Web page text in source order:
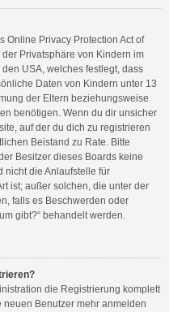
Online Privacy Protection Act of
Privatsphäre von Kindern im
USA, welches festlegt, dass
Daten von Kindern unter 13
der Eltern beziehungsweise
benötigen. Wenn du dir unsicher
auf der du dich zu registrieren
Beistand zu Rate. Bitte
Besitzer dieses Boards keine
nicht die Anlaufstelle für
ist; außer solchen, die unter der
falls es Beschwerden oder
gibt?“ behandelt werden.
die Registrierung komplett
Benutzer mehr anmelden